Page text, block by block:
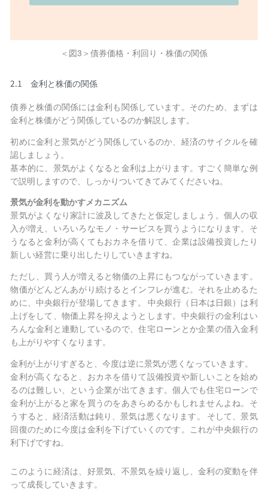
＜図3＞債券価格・利回り・株価の関係
2.1金利と株価の関係
債券と株価の関係には金利も関係しています。そのため、まずは
金利と株価がどう関係しているのか解説します。
初めに金利と景気がどう関係しているのか、経済のサイクルを確
認しましょう。
基本的に、景気がよくなると金利は上がります。すごく簡単な例
で説明しますので、しっかりついてきてみてくださいね。
景気が金利を動かすメカニズム
景気がよくなり家計に波及してきたと仮定しましょう。個人の収
入が増え、いろいろなモノ・サービスを買うようになります。そ
うなると金利が高くてもおカネを借りて、企業は設備投資したり
新しい経営に乗り出したりしていきますね。
ただし、買う人が増えると物価の上昇にもつながっていきます。
物価がどんどんあがり続けるとインフレが進む。それを止めるた
めに、中央銀行が登場してきます。 中央銀行（日本は日銀）は利
上げをして、物価上昇を抑えようとします。中央銀行の金利はい
ろんな金利と連動しているので、住宅ローンとか企業の借入金利
も上がりやすくなります。
金利が上がりすぎると、今度は逆に景気が悪くなっていきます。
金利が高くなると、おカネを借りて設備投資や新しいことを始め
るのは難しい、という企業が出てきます。個人でも住宅ローンで
金利が上がると家を買うのをあきらめるかもしれませんよね。そ
うすると、経済活動は鈍り、景気は悪くなります。 そして、景気
回復のために今度は金利を下げていくのです。これが中央銀行の
利下げですね。
このように経済は、好景気、不景気を繰り返し、金利の変動を伴
って成長していきます。